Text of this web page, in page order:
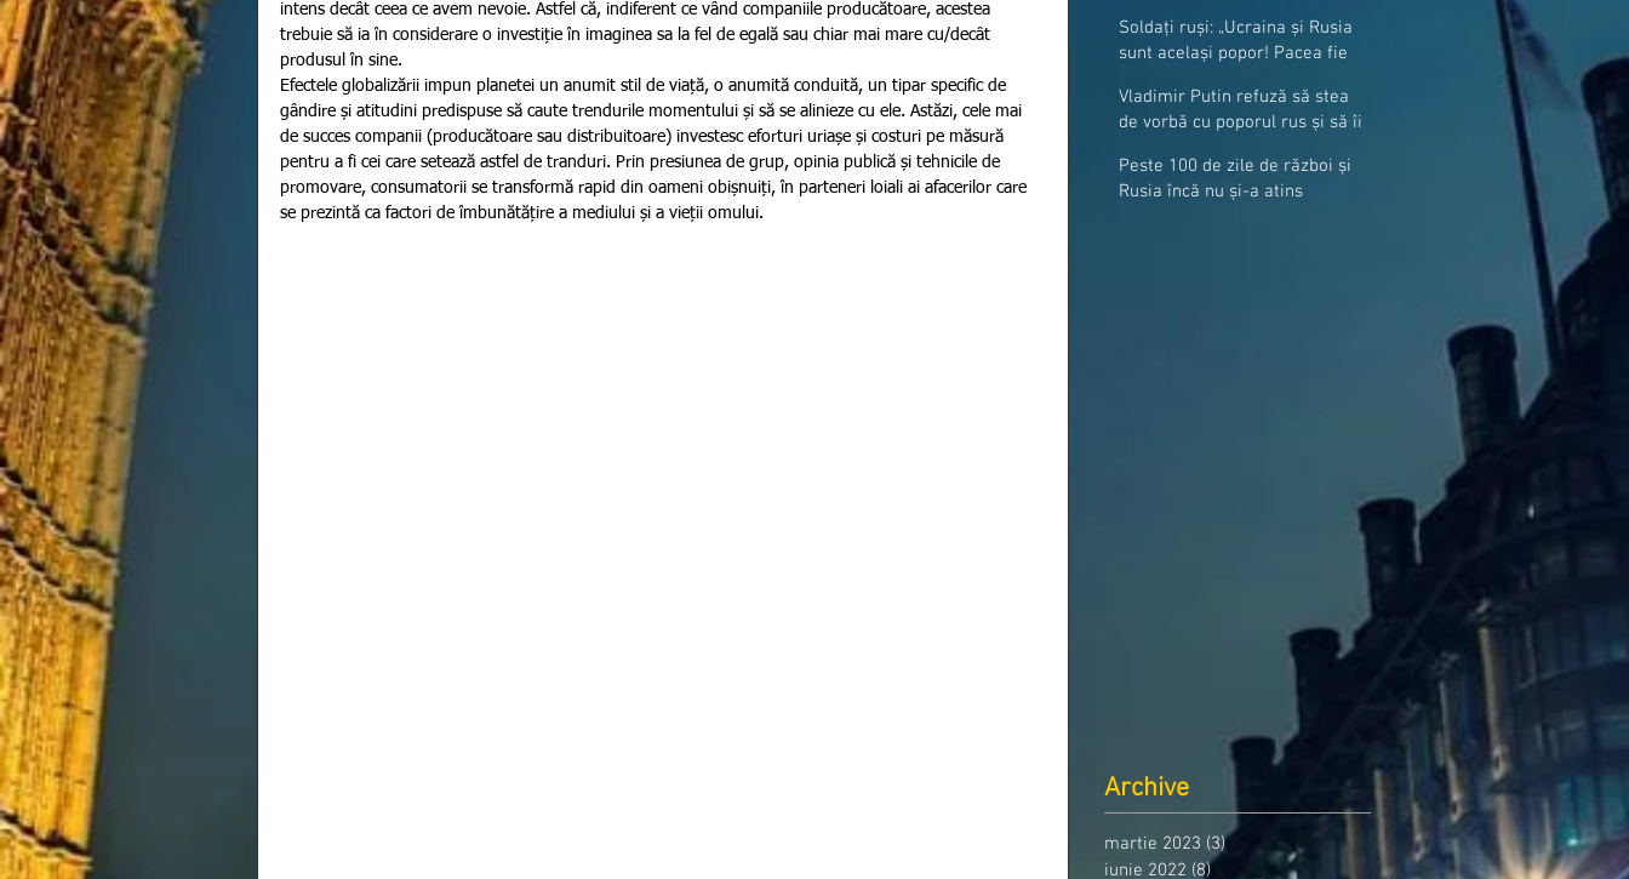
intens decât ceea ce avem nevoie. Astfel că, indiferent ce vând companiile producătoare, acestea
trebuie să ia în considerare o investiție în imaginea sa la fel de egală sau chiar mai mare cu/decât
produsul în sine.
Efectele globalizării impun planetei un anumit stil de viață, o anumită conduită, un tipar specific de
gândire și atitudini predispuse să caute trendurile momentului și să se alinieze cu ele. Astăzi, cele mai
de succes companii (producătoare sau distribuitoare) investesc eforturi uriașe și costuri pe măsură
pentru a fi cei care setează astfel de tranduri. Prin presiunea de grup, opinia publică și tehnicile de
promovare, consumatorii se transformă rapid din oameni obișnuiți, în parteneri loiali ai afacerilor care
se prezintă ca factori de îmbunătățire a mediului și a vieții omului.
Soldați ruși: „Ucraina și Rusia
sunt același popor! Pacea fie
Vladimir Putin refuză să stea
de vorbă cu poporul rus și să îi
Peste 100 de zile de război și
Rusia încă nu și-a atins
Archive
martie 2023 (3)3 postări
iunie 2022 (8)8 postări